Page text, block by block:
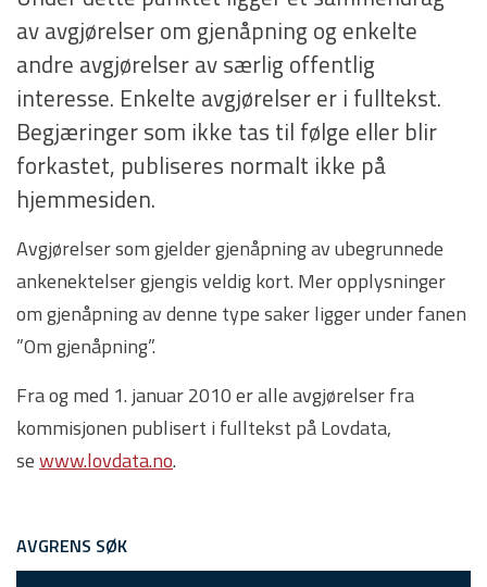
av avgjørelser om gjenåpning og enkelte
andre avgjørelser av særlig offentlig
interesse. Enkelte avgjørelser er i fulltekst.
Begjæringer som ikke tas til følge eller blir
forkastet, publiseres normalt ikke på
hjemmesiden.
Avgjørelser som gjelder gjenåpning av ubegrunnede
ankenektelser gjengis veldig kort. Mer opplysninger
om gjenåpning av denne type saker ligger under fanen
”Om gjenåpning”.
Fra og med 1. januar 2010 er alle avgjørelser fra
kommisjonen publisert i fulltekst på Lovdata,
sewww.lovdata.no.
AVGRENS SØK